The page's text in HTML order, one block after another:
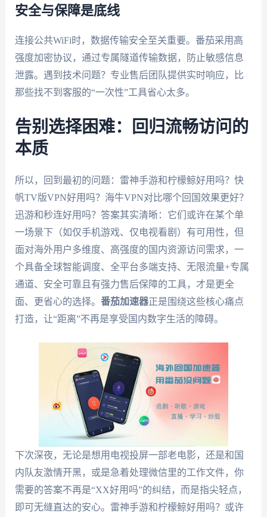
安全与保障是底线
连接公共WiFi时，数据传输安全至关重要。番茄采用高
强度加密协议，通过专属隧道传输数据，防止敏感信息
泄露。遇到技术问题？专业售后团队提供实时响应，比
那些找不到客服的“一次性”工具省心太多。
告别选择困难：回归流畅访问的
本质
所以，回到最初的问题：雷神手游和柠檬鲸好用吗？快
帆TV版VPN好用吗？海牛VPN对比哪个回国效果更好？
迅游和秒连好用吗？答案其实清晰：它们或许在某个单
一场景下（如仅手机游戏、仅电视看剧）有可用性，但
面对海外用户多维度、高强度的国内资源访问需求，一
个具备全球智能调度、全平台多端支持、无限流量+专属
通道、安全可靠且有强力售后保障的工具，才是更全
面、更省心的选择。 番茄加速器正是围绕这些核心痛点
打造，让“距离”不再是享受国内数字生活的障碍。
下次深夜，无论是想用电视投屏一部老电影，还是和国
内队友激情开黑，或是急着处理微信里的工作文件，你
需要的答案不再是“XX好用吗”的纠结，而是指尖轻点，
即可无缝直达的安心。雷神手游和柠檬鲸好用吗？或许